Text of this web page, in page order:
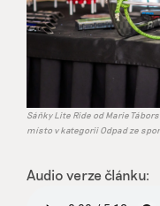
Sáňky Lite Ride od Marie
místo v kategorii Odpad ze
Audio verze článku: